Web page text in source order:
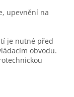
upevnění na
je nutné před
obvodu.